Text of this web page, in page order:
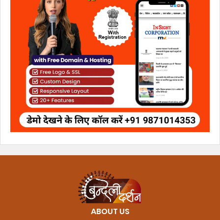
ABOUT US